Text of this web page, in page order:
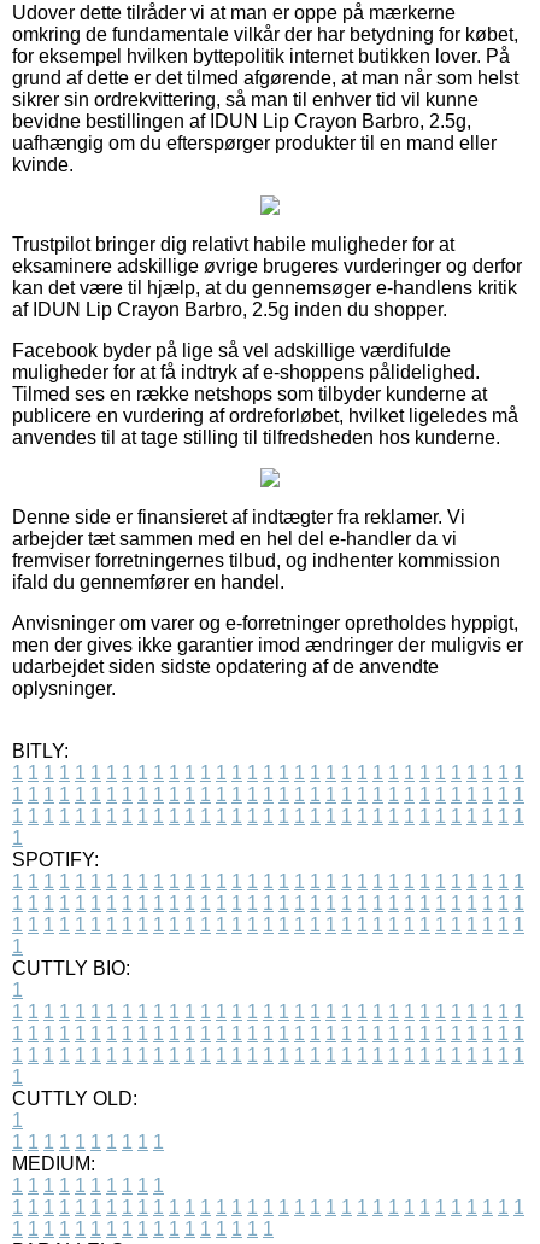
Udover dette tilråder vi at man er oppe på mærkerne
omkring de fundamentale vilkår der har betydning for købet,
for eksempel hvilken byttepolitik internet butikken lover. På
grund af dette er det tilmed afgørende, at man når som helst
sikrer sin ordrekvittering, så man til enhver tid vil kunne
bevidne bestillingen af IDUN Lip Crayon Barbro, 2.5g,
uafhængig om du efterspørger produkter til en mand eller
kvinde.
Trustpilot bringer dig relativt habile muligheder for at
eksaminere adskillige øvrige brugeres vurderinger og derfor
kan det være til hjælp, at du gennemsøger e-handlens kritik
af IDUN Lip Crayon Barbro, 2.5g inden du shopper.
Facebook byder på lige så vel adskillige værdifulde
muligheder for at få indtryk af e-shoppens pålidelighed.
Tilmed ses en række netshops som tilbyder kunderne at
publicere en vurdering af ordreforløbet, hvilket ligeledes må
anvendes til at tage stilling til tilfredsheden hos kunderne.
Denne side er finansieret af indtægter fra reklamer. Vi
arbejder tæt sammen med en hel del e-handler da vi
fremviser forretningernes tilbud, og indhenter kommission
ifald du gennemfører en handel.
Anvisninger om varer og e-forretninger opretholdes hyppigt,
men der gives ikke garantier imod ændringer der muligvis er
udarbejdet siden sidste opdatering af de anvendte
oplysninger.
BITLY:
1 1 1 1 1 1 1 1 1 1 1 1 1 1 1 1 1 1 1 1 1 1 1 1 1 1 1 1 1 1 1 1 1
1 1 1 1 1 1 1 1 1 1 1 1 1 1 1 1 1 1 1 1 1 1 1 1 1 1 1 1 1 1 1 1 1
1 1 1 1 1 1 1 1 1 1 1 1 1 1 1 1 1 1 1 1 1 1 1 1 1 1 1 1 1 1 1 1 1
1
SPOTIFY:
1 1 1 1 1 1 1 1 1 1 1 1 1 1 1 1 1 1 1 1 1 1 1 1 1 1 1 1 1 1 1 1 1
1 1 1 1 1 1 1 1 1 1 1 1 1 1 1 1 1 1 1 1 1 1 1 1 1 1 1 1 1 1 1 1 1
1 1 1 1 1 1 1 1 1 1 1 1 1 1 1 1 1 1 1 1 1 1 1 1 1 1 1 1 1 1 1 1 1
1
CUTTLY BIO:
1
1 1 1 1 1 1 1 1 1 1 1 1 1 1 1 1 1 1 1 1 1 1 1 1 1 1 1 1 1 1 1 1 1
1 1 1 1 1 1 1 1 1 1 1 1 1 1 1 1 1 1 1 1 1 1 1 1 1 1 1 1 1 1 1 1 1
1 1 1 1 1 1 1 1 1 1 1 1 1 1 1 1 1 1 1 1 1 1 1 1 1 1 1 1 1 1 1 1 1
1
CUTTLY OLD:
1
1 1 1 1 1 1 1 1 1 1
MEDIUM:
1 1 1 1 1 1 1 1 1 1
1 1 1 1 1 1 1 1 1 1 1 1 1 1 1 1 1 1 1 1 1 1 1 1 1 1 1 1 1 1 1 1 1
1 1 1 1 1 1 1 1 1 1 1 1 1 1 1 1 1